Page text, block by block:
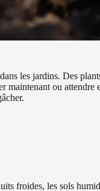
les jardins. Des
maintenant ou
froides, les sols